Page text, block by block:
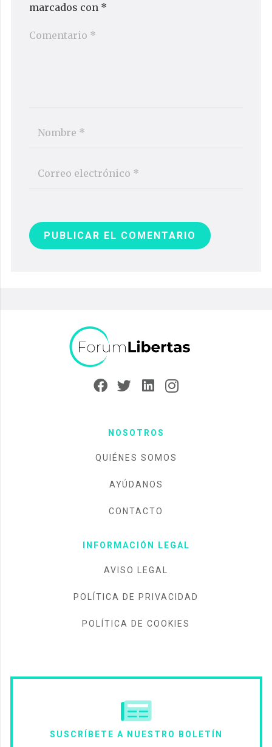
marcados con *
PUBLICAR EL COMENTARIO
NOSOTROS
QUIÉNES SOMOS
AYÚDANOS
CONTACTO
INFORMACIÓN LEGAL
AVISO LEGAL
POLÍTICA DE PRIVACIDAD
POLÍTICA DE COOKIES
SUSCRÍBETE A NUESTRO BOLETÍN